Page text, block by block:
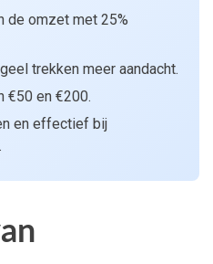
de omzet met 25%
trekken meer aandacht.
€50 en €200.
en effectief bij